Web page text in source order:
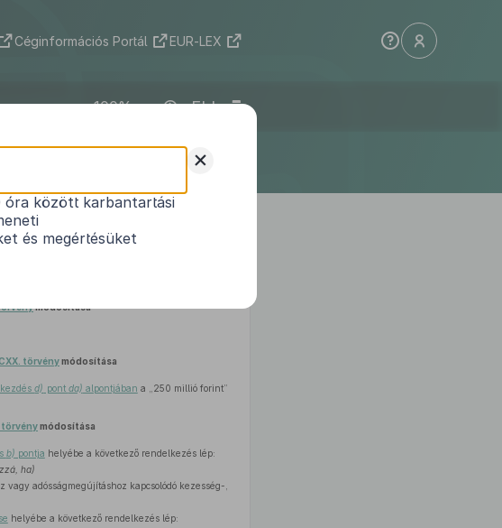
Céginformációs Portál EUR-LEX
ELI
és egyéb törvények
módosítása
törvénymódosítása
d) pont da) alpontjában a „250 millió forint”
törvénymódosítása
b) pontja helyébe a következő rendelkezés lép:
ha)
adósságmegújításhoz kapcsolódó kezesség-,
helyébe a következő rendelkezés lép:
+
óra között karbantartási
és megértésüket